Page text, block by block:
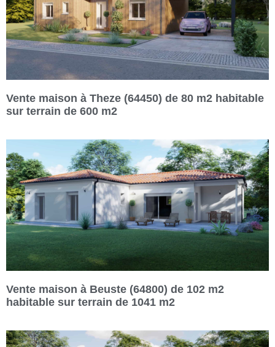
Vente maison à Theze (64450) de 80 m2 habitable
sur terrain de 600 m2
Vente maison à Beuste (64800) de 102 m2
habitable sur terrain de 1041 m2